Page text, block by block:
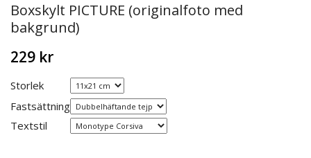
Boxskylt PICTURE (originalfoto med
bakgrund)
229 kr
Storlek
Fastsättning
Textstil